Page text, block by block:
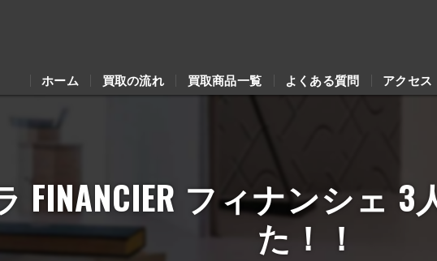
ホーム 買取の流れ 買取商品一覧 よくある質問 アクセス
FINANCIER フィナンシェ
た！！